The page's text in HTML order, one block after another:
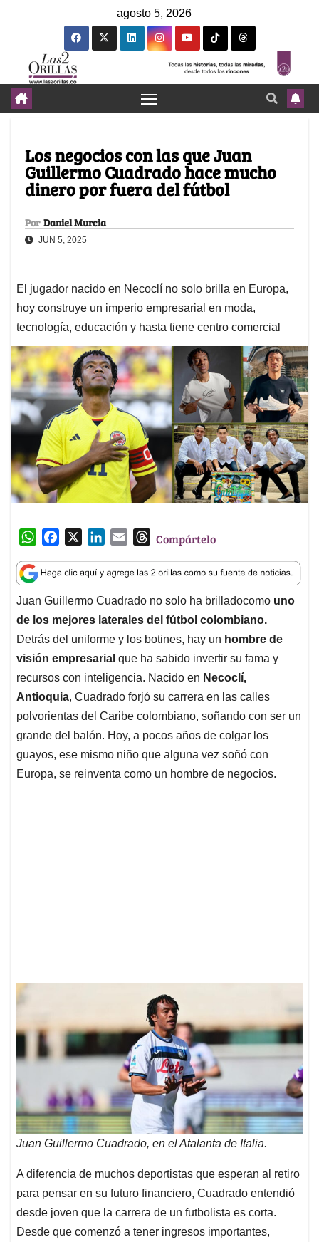
agosto 5, 2026
Los negocios con las que Juan
Guillermo Cuadrado hace mucho
dinero por fuera del fútbol
Por Daniel Murcia
JUN 5, 2025
El jugador nacido en Necoclí no solo brilla en Europa,
hoy construye un imperio empresarial en moda,
tecnología, educación y hasta tiene centro comercial
W
a
t
s
A
p
p
c
e
b
o
o
k
n
k
e
d
I
n
a
i
l
T
r
e
a
d
s
Compártelo
Juan Guillermo Cuadrado no solo ha brilladocomo uno
de los mejores laterales del fútbol colombiano.
Detrás del uniforme y los botines, hay un hombre de
visión empresarial que ha sabido invertir su fama y
recursos con inteligencia. Nacido en Necoclí,
Antioquia, Cuadrado forjó su carrera en las calles
polvorientas del Caribe colombiano, soñando con ser un
grande del balón. Hoy, a pocos años de colgar los
guayos, ese mismo niño que alguna vez soñó con
Europa, se reinventa como un hombre de negocios.
Juan Guillermo Cuadrado, en el Atalanta de Italia.
A diferencia de muchos deportistas que esperan al retiro
para pensar en su futuro financiero, Cuadrado entendió
desde joven que la carrera de un futbolista es corta.
Desde que comenzó a tener ingresos importantes,